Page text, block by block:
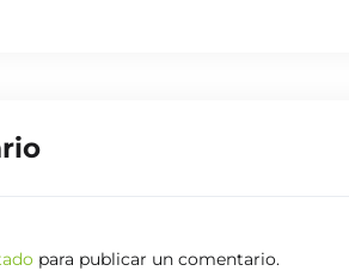
para publicar un comentario.